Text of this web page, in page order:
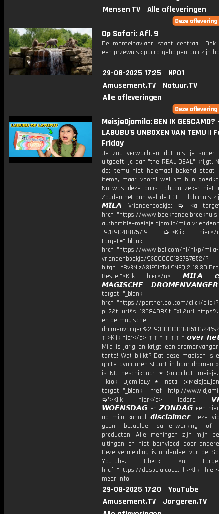
Mensen.TV
Alle afleveringen
Op Safari: Afl. 9
De mantelbaviaan staat centraal.
een przewalskipaard geholpen aan zijn
29-08-2025 17:25
NPO1
Amusement.TV
Natuur.TV
Alle afleveringen
MeisjeDjamila: BEN IK GESCAMD?
LABUBU'S UNBOXEN VAN TEMU ||
Friday
Je zou verwachten dat als je super
uitgeeft, je dan "the REAL DEAL" krijgt.
dat temu niet helemaal bekend staat
items, maar vooral wel om hun
Nu was deze doos Labubu zeker niet
Zouden het dan wel de ECHTE labubu's
𝙈𝙄𝙇𝘼 Vriendenboekje: ➭ <a
href="https://
authortitle=meisje-djamila/mila-
-9789048875719 ➭">Klik
target="_blank"
href="https://www.bol.com/nl/nl/p/mila-
vriendenboekje/9300000183767652/?
Bestel">Klik hier</a>
𝙈𝘼𝙂𝙄𝙎𝘾𝙃𝙀
target="_blank"
href="https://partner.bol.com/click/click?
en-de-magische-
↑">Klik hier</a> ↑ ↑ ↑ ↑ ↑ ↑ ↑ 𝙤𝙫𝙚𝙧
Mila is jarig en krijgt een
tante! Wat blijkt? Dat deze magisch is
grote avonturen stuurt in haar dromen
is NU beschikbaar ⋆ Snapchat:
TikTok: DjamilaLy ⋆ Insta:
target="_blank" href="http://
➭">Klik hier</a> Iedere
𝙒𝙊𝙀𝙉𝙎𝘿𝘼𝙂 en 𝙕𝙊𝙉𝘿𝘼𝙂 een
op mijn kanaal 𝙙𝙞𝙨𝙘𝙡𝙖𝙞𝙢𝙚𝙧 Deze
geen betaalde samenwerking of
producten. Alle meningen zijn mijn
uitingen en niet beïnvloed door
Deze vermelding is onderdeel van de
YouTube. Check <a
href="https://desocialcode.nl">Klik
meer info.
29-08-2025 17:20
YouTube
Amusement.TV
Jongeren.TV